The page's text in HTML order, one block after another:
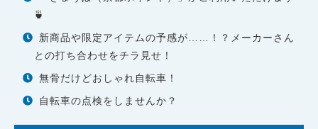
🍵
新商品や限定アイテムの予感が……！？メーカーさん
との打ち合わせをチラ見せ！
無骨だけどおしゃれ自転車！
自転車の点検をしませんか？